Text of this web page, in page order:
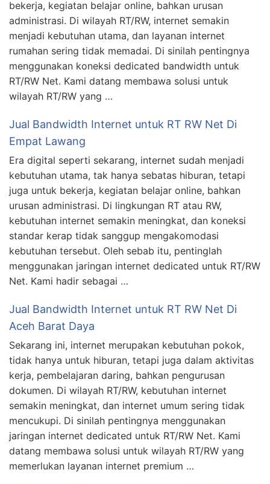
bekerja, kegiatan belajar online, bahkan urusan
administrasi. Di wilayah RT/RW, internet semakin
menjadi kebutuhan utama, dan layanan internet
rumahan sering tidak memadai. Di sinilah pentingnya
menggunakan koneksi dedicated bandwidth untuk
RT/RW Net. Kami datang membawa solusi untuk
wilayah RT/RW yang …
Jual Bandwidth Internet untuk RT RW Net Di
Empat Lawang
Era digital seperti sekarang, internet sudah menjadi
kebutuhan utama, tak hanya sebatas hiburan, tetapi
juga untuk bekerja, kegiatan belajar online, bahkan
urusan administrasi. Di lingkungan RT atau RW,
kebutuhan internet semakin meningkat, dan koneksi
standar kerap tidak sanggup mengakomodasi
kebutuhan tersebut. Oleh sebab itu, pentinglah
menggunakan jaringan internet dedicated untuk RT/RW
Net. Kami hadir sebagai …
Jual Bandwidth Internet untuk RT RW Net Di
Aceh Barat Daya
Sekarang ini, internet merupakan kebutuhan pokok,
tidak hanya untuk hiburan, tetapi juga dalam aktivitas
kerja, pembelajaran daring, bahkan pengurusan
dokumen. Di wilayah RT/RW, kebutuhan internet
semakin meningkat, dan internet umum sering tidak
mencukupi. Di sinilah pentingnya menggunakan
jaringan internet dedicated untuk RT/RW Net. Kami
datang membawa solusi untuk wilayah RT/RW yang
memerlukan layanan internet premium …